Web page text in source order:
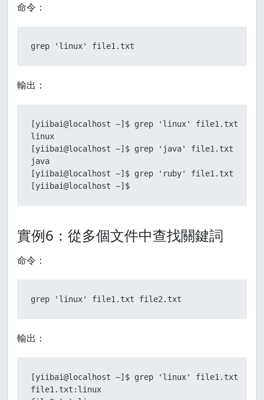
命令：
grep 'linux' file1.txt
輸出：
[yiibai@localhost ~]$ grep 'linux' file1.txt
linux
[yiibai@localhost ~]$ grep 'java' file1.txt
java
[yiibai@localhost ~]$ grep 'ruby' file1.txt
[yiibai@localhost ~]$
實例6：從多個文件中查找關鍵詞
命令：
grep 'linux' file1.txt file2.txt
輸出：
[yiibai@localhost ~]$ grep 'linux' file1.txt
file1.txt:linux